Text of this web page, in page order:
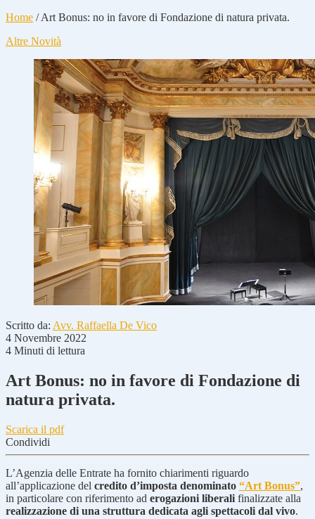
Home /Art Bonus: no in favore di Fondazione di natura privata.
Altre Novità
Scritto da: Avv. Raffaella De Vico
4 Novembre 2022
4 Minuti di lettura
Art Bonus: no in favore di Fondazione di
natura privata.
Scarica il pdf
Condividi
L’Agenzia delle Entrate ha fornito chiarimenti riguardo
all’applicazione del credito d’imposta denominato “Art Bonus”,
in particolare con riferimento ad erogazioni liberali finalizzate alla
realizzazione di una struttura dedicata agli spettacoli dal vivo.